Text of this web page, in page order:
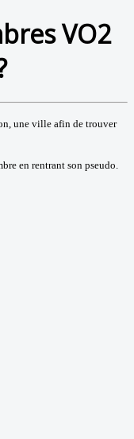
VO2
une ville afin de trouver
en rentrant son pseudo.